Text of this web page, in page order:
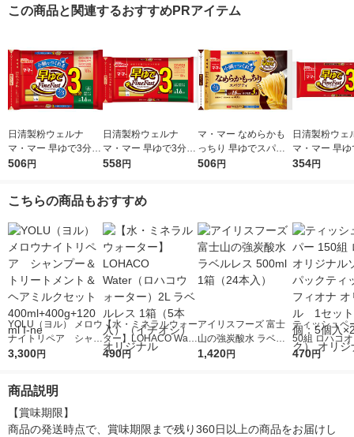
この商品と関連するおすすめPRアイテム
日清製粉ウェルナ
マ・マー 早ゆで3分ス
パゲティ2/3サイズ1.6
506円
日清製粉ウェルナ
マ・マー 早ゆで3分ス
パゲティ 1.6mm チャ
558円
マ・マー なめらかも
っちり 早ゆでスパゲ
ティ 2/3サイズ チャッ
506円
日清製粉ウェ
マ・マー 早
ゲティ
354円
こちらの商品もおすすめ
YOLU（ヨル） メロウ
ナイトリペア シャン
プー＆トリートメント
e
3,300円
【水・ミネラルウォー
ター】LOHACO Wate
r（ロハコウォータ
490円
アイリスフーズ 富士
山の強炭酸水 ラベル
レス 500ml 1箱（24
1,420円
ティッシュペ
50組 ロハコ
ルソフトパッ
470円
商品説明
【賞味期限】
商品の発送時点で、賞味期限まで残り360日以上の商品をお届けし